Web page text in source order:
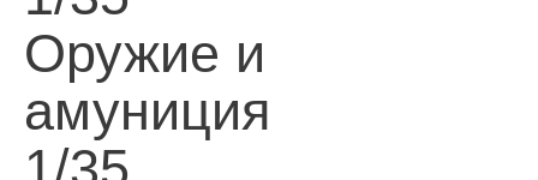
Оружие и
амуниция
1/35